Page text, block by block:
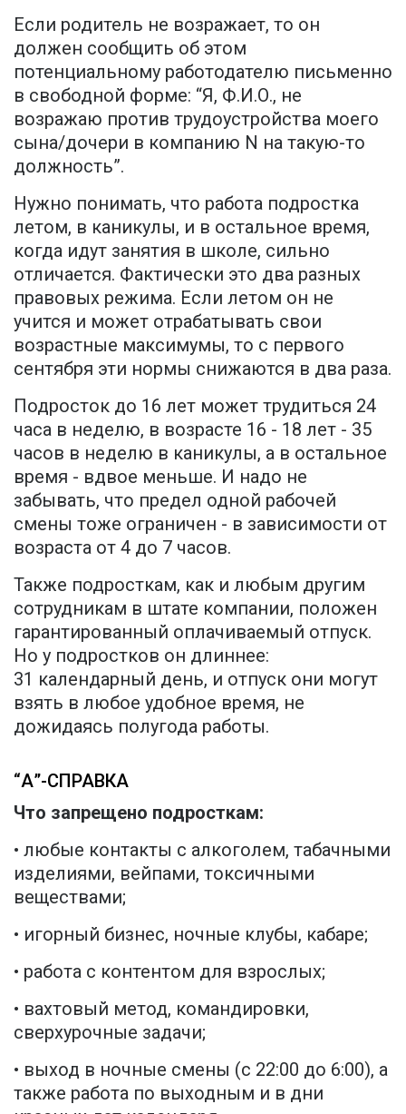
Если родитель не возражает, то он
должен сообщить об этом
потенциальному работодателю письменно
в свободной форме: “Я, Ф.И.О., не
возражаю против трудоустройства моего
сына/дочери в компанию N на такую-то
должность”.
Нужно понимать, что работа подростка
летом, в каникулы, и в остальное время,
когда идут занятия в школе, сильно
отличается. Фактически это два разных
правовых режима. Если летом он не
учится и может отрабатывать свои
возрастные максимумы, то с первого
сентября эти нормы снижаются в два раза.
Подросток до 16 лет может трудиться 24
часа в неделю, в возрасте 16 - 18 лет - 35
часов в неделю в каникулы, а в остальное
время - вдвое меньше. И надо не
забывать, что предел одной рабочей
смены тоже ограничен - в зависимости от
возраста от 4 до 7 часов.
Также подросткам, как и любым другим
сотрудникам в штате компании, положен
гарантированный оплачиваемый отпуск.
Но у подростков он длиннее:
31 календарный день, и отпуск они могут
взять в любое удобное время, не
дожидаясь полугода работы.
“А”-СПРАВКА
Что запрещено подросткам:
• любые контакты с алкоголем, табачными
изделиями, вейпами, токсичными
веществами;
• игорный бизнес, ночные клубы, кабаре;
• работа с контентом для взрослых;
• вахтовый метод, командировки,
сверхурочные задачи;
• выход в ночные смены (с 22:00 до 6:00), а
также работа по выходным и в дни